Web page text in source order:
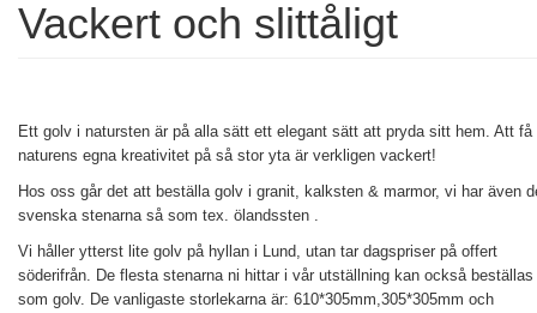
Vackert och slittåligt
Ett golv i natursten är på alla sätt ett elegant sätt att pryda sitt hem. Att få
naturens egna kreativitet på så stor yta är verkligen vackert!
Hos oss går det att beställa golv i granit, kalksten & marmor, vi har även
svenska stenarna så som tex. ölandssten .
Vi håller ytterst lite golv på hyllan i Lund, utan tar dagspriser på offert
söderifrån. De flesta stenarna ni hittar i vår utställning kan också beställas
som golv. De vanligaste storlekarna är: 610*305mm,305*305mm och